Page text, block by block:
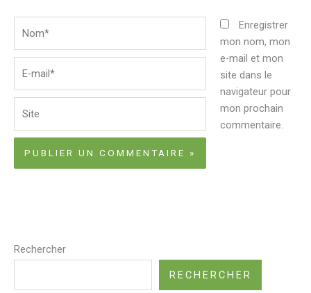
mail*
Enregistrer
mon nom, mon
e-mail et mon
site dans le
navigateur pour
mon prochain
commentaire.
Rechercher
RECHERCHER